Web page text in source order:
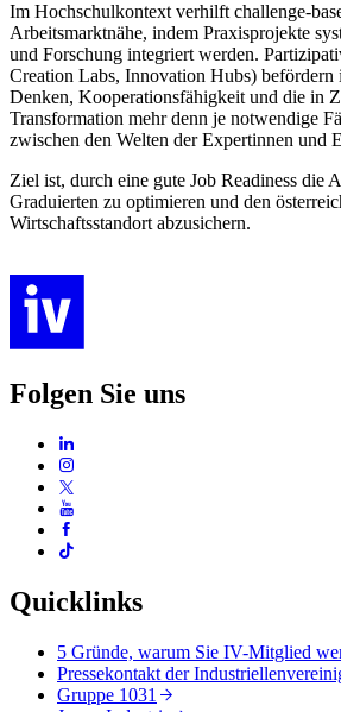
Im Hochschulkontext verhilft challenge-
Arbeitsmarktnähe, indem Praxisprojekte
und Forschung integriert werden.
Creation Labs, Innovation Hubs) befördern
Denken, Kooperationsfähigkeit und die in
Transformation mehr denn je notwendige
zwischen den Welten der Expertinnen und
Ziel ist, durch eine gute Job Readiness die
Graduierten zu optimieren und den
Wirtschaftsstandort abzusichern.
Folgen Sie uns
Quicklinks
5 Gründe, warum Sie IV-Mitglied
Pressekontakt der
Gruppe 1031